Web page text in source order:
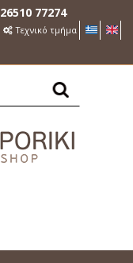
26510 77274
Τεχνικό τμήμα